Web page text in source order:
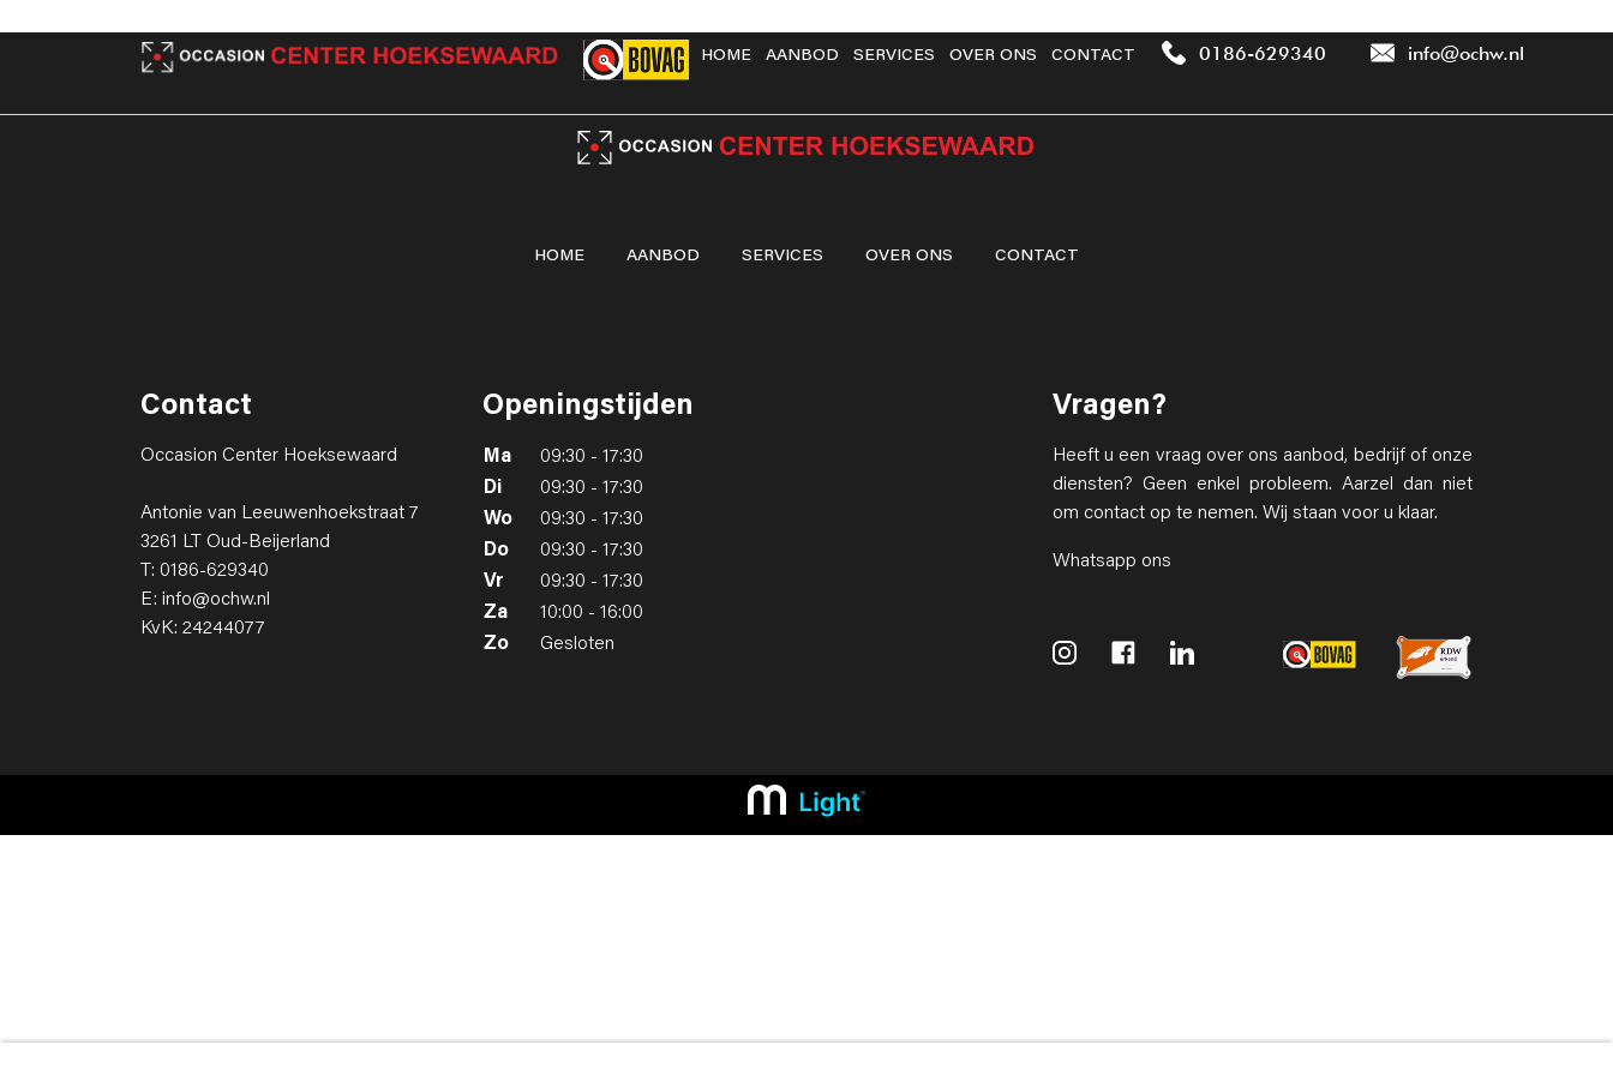
HOME AANBOD SERVICES OVER ONS CONTACT 0186-629340 info@ochw.nl
HOME AANBOD SERVICES OVER ONS CONTACT
Contact
Occasion Center Hoeksewaard
Antonie van Leeuwenhoekstraat 7
3261 LT Oud-Beijerland
T: 0186-629340
E: info@ochw.nl
KvK: 24244077
Openingstijden
Ma
09:30 - 17:30
Di
09:30 - 17:30
Wo
09:30 - 17:30
Do
09:30 - 17:30
Vr
09:30 - 17:30
Za
10:00 - 16:00
Zo
Gesloten
Vragen?
Heeft u een vraag over ons aanbod, bedrijf of onze
diensten? Geen enkel probleem. Aarzel dan niet
om contact op te nemen. Wij staan voor u klaar.
Whatsapp ons